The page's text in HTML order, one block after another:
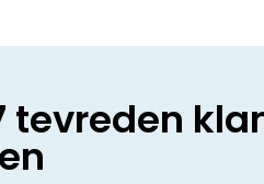
tevreden